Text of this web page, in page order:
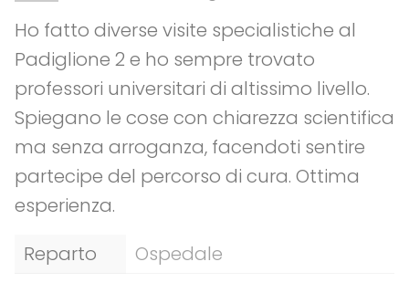
Ho fatto diverse visite specialistiche al
Padiglione 2 e ho sempre trovato
professori universitari di altissimo livello.
Spiegano le cose con chiarezza scientifica
ma senza arroganza, facendoti sentire
partecipe del percorso di cura. Ottima
esperienza.
Reparto
Ospedale